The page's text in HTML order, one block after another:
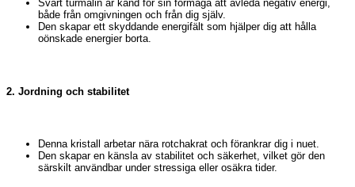
Svart turmalin är känd för sin förmåga att avleda negativ energi,
både från omgivningen och från dig själv.
Den skapar ett skyddande energifält som hjälper dig att hålla
oönskade energier borta.
2. Jordning och stabilitet
Denna kristall arbetar nära rotchakrat och förankrar dig i nuet.
Den skapar en känsla av stabilitet och säkerhet, vilket gör den
särskilt användbar under stressiga eller osäkra tider.